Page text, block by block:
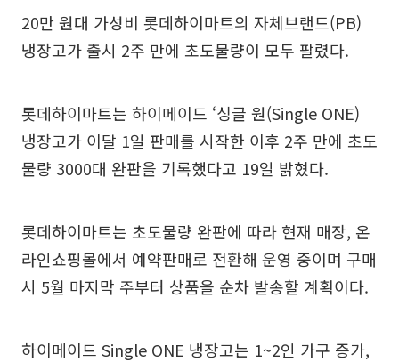
20만 원대 가성비 롯데하이마트의 자체브랜드(PB)
냉장고가 출시 2주 만에 초도물량이 모두 팔렸다.
롯데하이마트는 하이메이드 ‘싱글 원(Single ONE)
냉장고가 이달 1일 판매를 시작한 이후 2주 만에 초도
물량 3000대 완판을 기록했다고 19일 밝혔다.
롯데하이마트는 초도물량 완판에 따라 현재 매장, 온
라인쇼핑몰에서 예약판매로 전환해 운영 중이며 구매
시 5월 마지막 주부터 상품을 순차 발송할 계획이다.
하이메이드 Single ONE 냉장고는 1~2인 가구 증가,